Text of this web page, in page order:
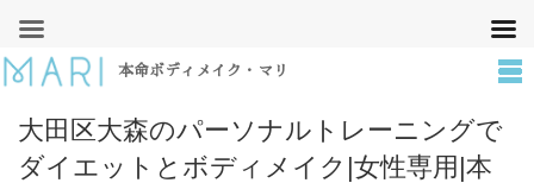
本命ボディメイク・マリ
大田区大森のパーソナルトレーニングで
ダイエットとボディメイク|女性専用|本